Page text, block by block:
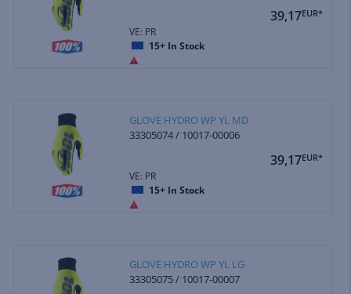
39,17EUR*
VE: PR
15+ In Stock
GLOVE HYDRO WP YL MD
33305074 / 10017-00006
39,17EUR*
VE: PR
15+ In Stock
GLOVE HYDRO WP YL LG
33305075 / 10017-00007